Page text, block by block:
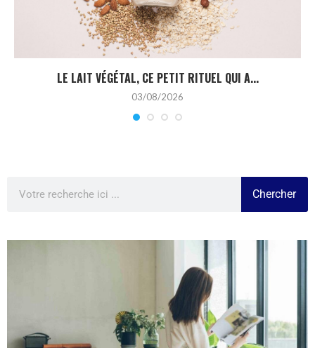
LE LAIT VÉGÉTAL, CE PETIT RITUEL QUI A...
03/08/2026
Chercher